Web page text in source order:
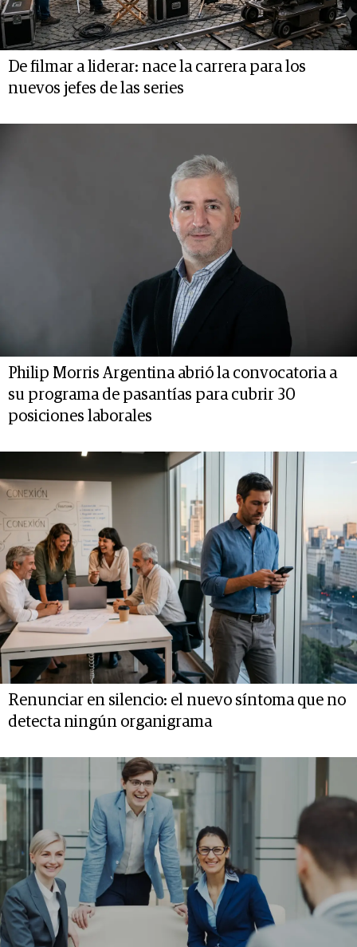
De filmar a liderar: nace la carrera para los
nuevos jefes de las series
Philip Morris Argentina abrió la convocatoria a
su programa de pasantías para cubrir 30
posiciones laborales
Renunciar en silencio: el nuevo síntoma que no
detecta ningún organigrama